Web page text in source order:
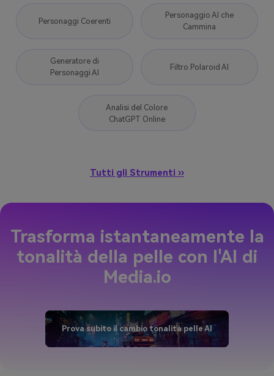
Personaggi Coerenti
Personaggio AI che
Cammina
Generatore di
Personaggi AI
Filtro Polaroid AI
Analisi del Colore
ChatGPT Online
Tutti gli Strumenti ››
Trasforma istantaneamente la
tonalità della pelle con l'AI di
Media.io
Prova subito il cambio tonalità pelle AI